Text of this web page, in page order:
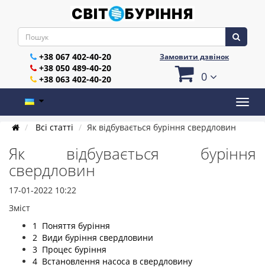
+38 067 402-40-20
+38 050 489-40-20
+38 063 402-40-20
Замовити дзвінок
0
Всі статті Як відбувається буріння свердловин
Як відбувається буріння
свердловин
17-01-2022 10:22
Зміст
1 Поняття буріння
2 Види буріння свердловини
3 Процес буріння
4 Встановлення насоса в свердловину